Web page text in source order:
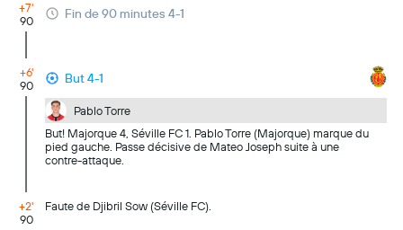
+7'
90
Fin de 90 minutes 4-1
+6'
90
But 4-1
Pablo Torre
But! Majorque 4, Séville FC 1. Pablo Torre (Majorque) marque du
pied gauche. Passe décisive de Mateo Joseph suite à une
contre-attaque.
+2'
90
Faute de Djibril Sow (Séville FC).